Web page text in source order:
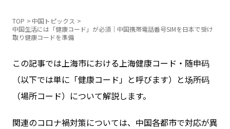
中国トピックス
法人登録
TOP
中国トピックス
中国生活には「健康コード」が必須｜中国携帯電話番号SIMを日本で受け
取り健康コードを準備
この記事では上海市における上海健康コード・随申码
（以下では単に「健康コード」と呼びます）と场所码
（場所コード）について解説します。
関連のコロナ禍対策については、中国各都市で対応が異